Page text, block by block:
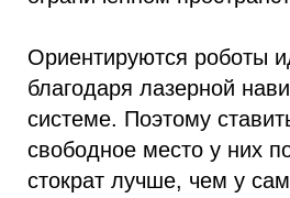
Ориентируются роботы
благодаря лазерной
системе. Поэтому
свободное место у них
стократ лучше, чем у